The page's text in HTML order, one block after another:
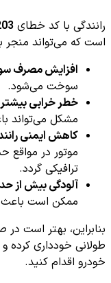
رانندگی با کد خطای
است که می‌تواند منجر
افزایش مصرف
سوخت می‌شود.
خطر خرابی
مشکل می‌تواند
کاهش ایمنی
موتور در
ترافیکی گردد.
آلودگی بیش از
ممکن است باعث
بنابراین، بهتر است
طولانی خودداری کرده
خودرو اقدام کنید.